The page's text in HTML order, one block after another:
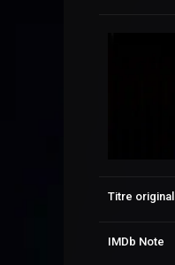
Titre original
IMDb Note